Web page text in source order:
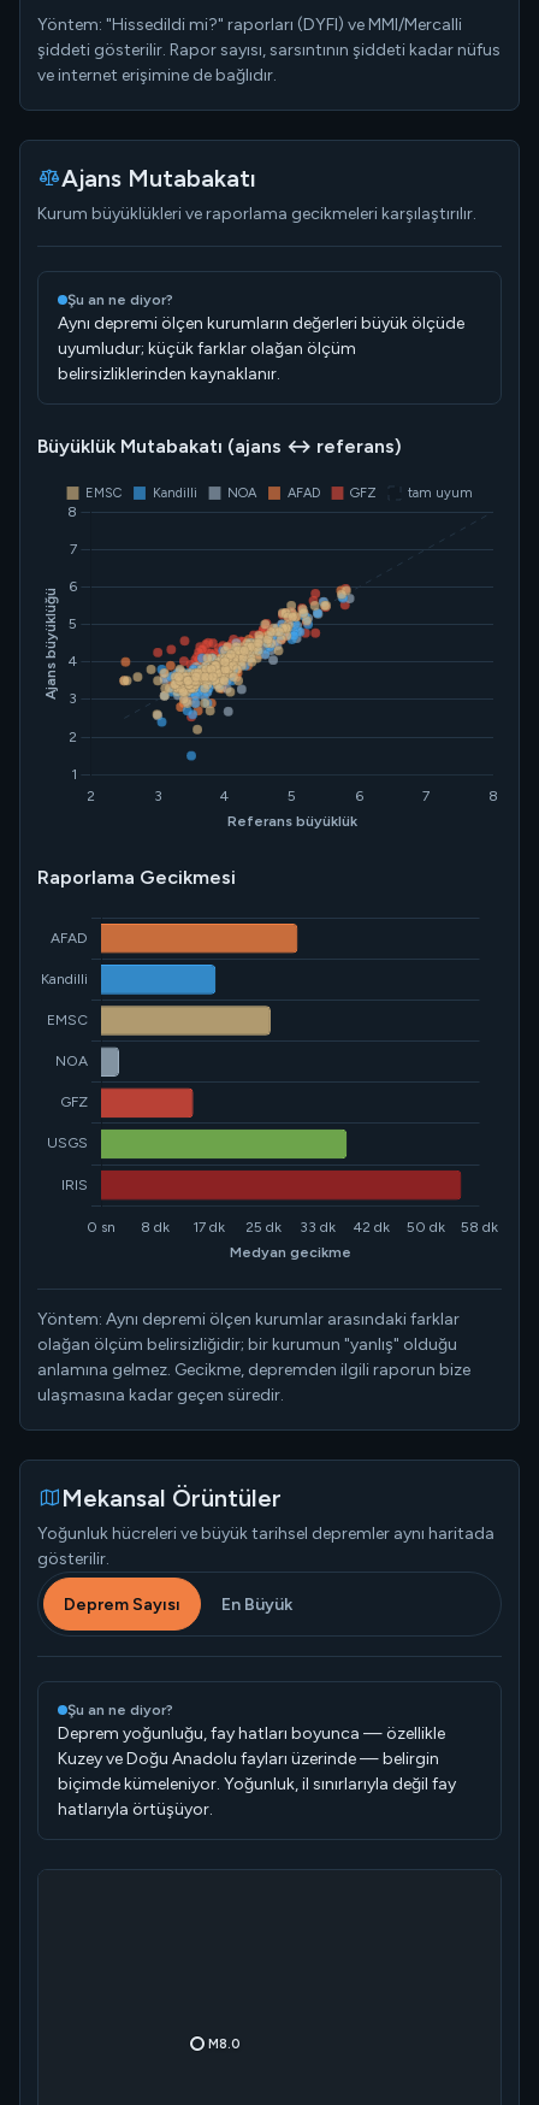
Yöntem: "Hissedildi mi?" raporları (DYFI) ve MMI/Mercalli
şiddeti gösterilir. Rapor sayısı, sarsıntının şiddeti kadar nüfus
ve internet erişimine de bağlıdır.
Ajans Mutabakatı
Kurum büyüklükleri ve raporlama gecikmeleri karşılaştırılır.
Şu an ne diyor?
Aynı depremi ölçen kurumların değerleri büyük ölçüde
uyumludur; küçük farklar olağan ölçüm
belirsizliklerinden kaynaklanır.
Büyüklük Mutabakatı (ajans ↔ referans)
Raporlama Gecikmesi
Yöntem: Aynı depremi ölçen kurumlar arasındaki farklar
olağan ölçüm belirsizliğidir; bir kurumun "yanlış" olduğu
anlamına gelmez. Gecikme, depremden ilgili raporun bize
ulaşmasına kadar geçen süredir.
Mekansal Örüntüler
Yoğunluk hücreleri ve büyük tarihsel depremler aynı haritada
gösterilir.
Deprem Sayısı En Büyük
Şu an ne diyor?
Deprem yoğunluğu, fay hatları boyunca — özellikle
Kuzey ve Doğu Anadolu fayları üzerinde — belirgin
biçimde kümeleniyor. Yoğunluk, il sınırlarıyla değil fay
hatlarıyla örtüşüyor.
M8.0